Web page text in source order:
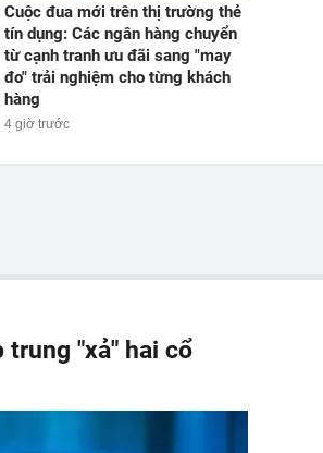
Cuộc đua mới trên thị trường thẻ
tín dụng: Các ngân hàng chuyển
từ cạnh tranh ưu đãi sang "may
đo" trải nghiệm cho từng khách
hàng
4 giờ trước
trung "xả" hai cổ